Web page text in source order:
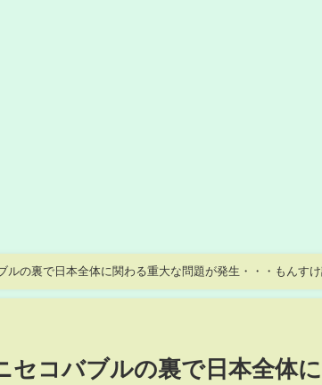
ルの裏で日本全体に関わる重大な問題が発生・・・もんす
セコバブルの裏で日本全体